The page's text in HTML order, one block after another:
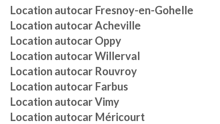
Location autocar Fresnoy-en-Gohelle
Location autocarAcheville
Location autocarOppy
Location autocarWillerval
Location autocar Rouvroy
Location autocar Farbus
Location autocarVimy
Location autocar Méricourt